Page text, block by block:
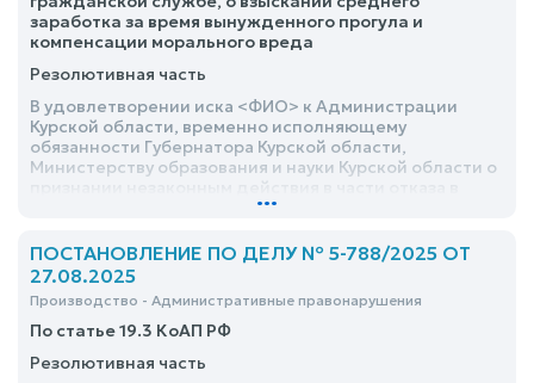
заработка за время вынужденного прогула и
компенсации морального вреда
Резолютивная часть
В удовлетворении иска <ФИО> к Администрации
Курской области, временно исполняющему
обязанности Губернатора Курской области,
Министерству образования и науки Курской области о
увольнении с гражданской службы по заявлению,
проверки, признании незаконным распоряжения
временно исполняющего обязанности Губернатора
Курской области от <дата> №431-ргл, о
восстановлении на государственной гражданской
службе, о взыскании среднего заработка за время
вреда, отказать
...
ПОСТАНОВЛЕНИЕ ПО ДЕЛУ № 5-788/2025 ОТ
27.08.2025
Производство - Административные правонарушения
По статье 19.3 КоАП РФ
Резолютивная часть